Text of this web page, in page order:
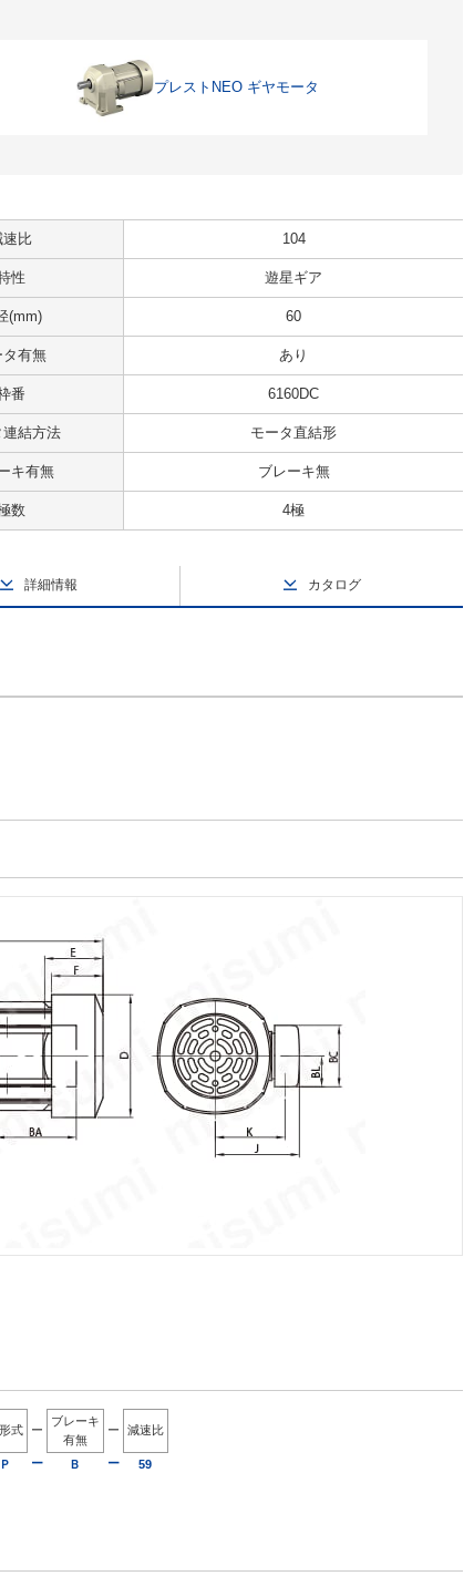
プレストNEO ギヤモータ
速比 104
性 遊星ギア
(mm) 60
タ有無 あり
番 6160DC
連結方法 モータ直結形
キ有無 ブレーキ無
数 4極
詳細情報 カタログ
式 ー
ブレーキ
有無
ー 減速比
ー Ｂ ー 59